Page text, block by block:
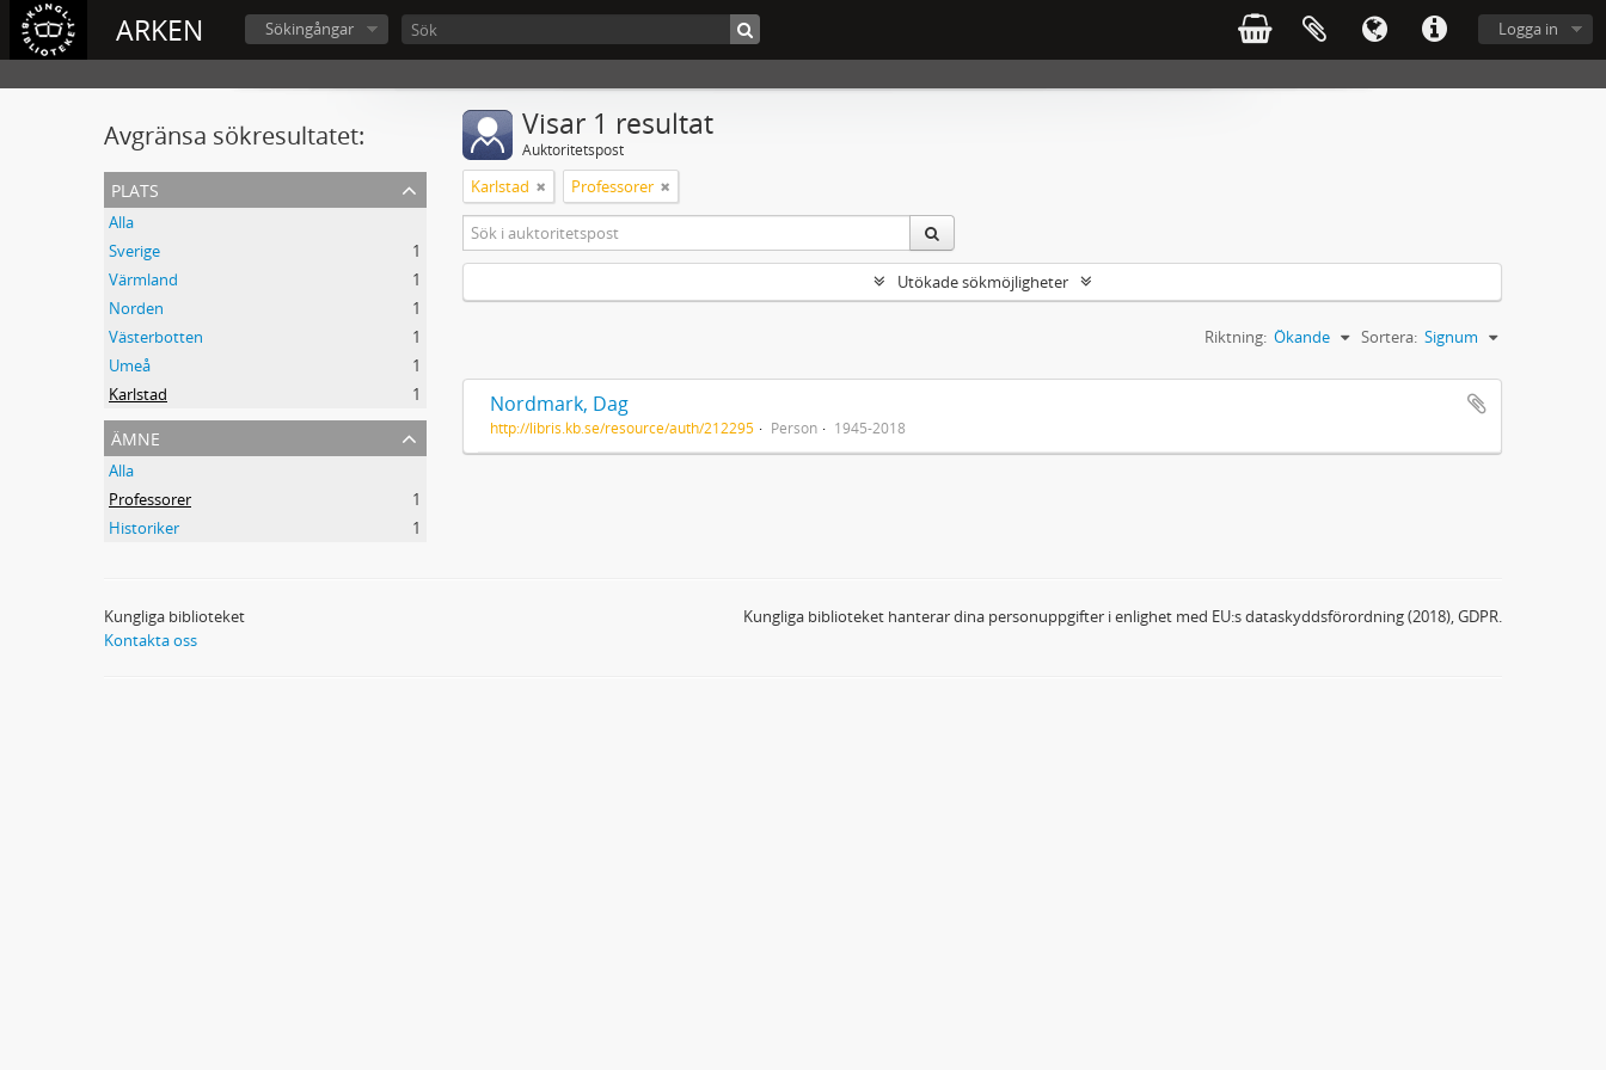
ARKEN Logga in
Sökingångar
Avgränsa sökresultatet:
plats
Alla
Sverige
1
Värmland
1
Norden
1
Västerbotten
1
Umeå
1
Karlstad
1
ämne
Alla
Professorer
1
Historiker
1
Visar 1 resultat
Auktoritetspost
Karlstad Professorer
Utökade sökmöjligheter
Sortera: Signum
Riktning: Ökande
Nordmark, Dag
http://libris.kb.se/resource/auth/212295 Person 1945-2018
Kungliga biblioteket
Kontakta oss
Kungliga biblioteket hanterar dina personuppgifter i enlighet med EU:s dataskyddsförordning (2018), GDPR.